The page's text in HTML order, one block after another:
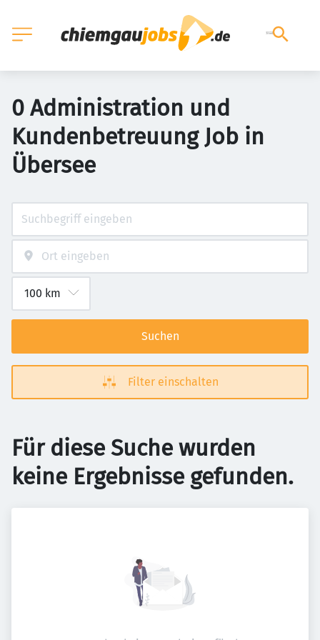
0 Administration und
Kundenbetreuung Job in
Übersee
Suchen
Filter einschalten
Für diese Suche wurden
keine Ergebnisse gefunden.